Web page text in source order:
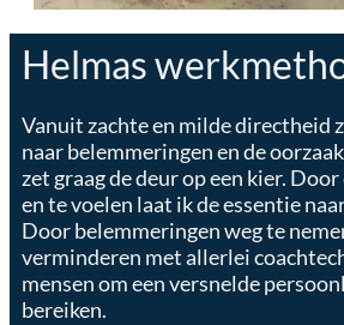
Helmas
Vanuit zachte en milde directheid
naar belemmeringen en de
zet graag de deur op een kier.
en te voelen laat ik de essentie
Door belemmeringen weg te
verminderen met allerlei
mensen om een versnelde
bereiken.